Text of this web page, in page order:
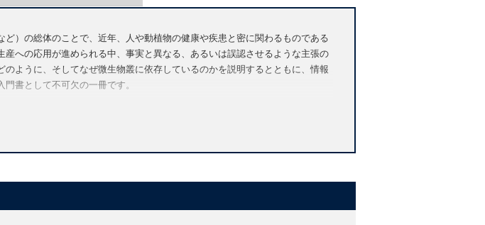
）の総体のことで、近年、人や動植物の健康や疾患と密に関わるものである
への応用が進められる中、事実と異なる、あるいは誤認させるような主張の
ように、そしてなぜ微生物叢に依存しているのかを説明するとともに、情報
書として不可欠の一冊です。
the sometimes hyped press claims
microbiomes
recent years. This is the realization that humans, other animals, and
can occasionally cause or exacerbate disease. Our quickly developing